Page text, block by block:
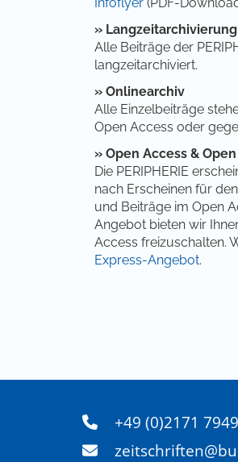
» Langzeitarchivierung
Alle Beiträge der
langzeitarchiviert.
» Onlinearchiv
Alle Einzelbeiträge
Open Access oder
» Open Access &
Die PERIPHERIE
nach Erscheinen für
und Beiträge im Open
Angebot bieten wir
Access freizuschalten.
Express-Angebot.
+49 (0)2171